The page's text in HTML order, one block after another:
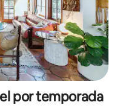
por temporada